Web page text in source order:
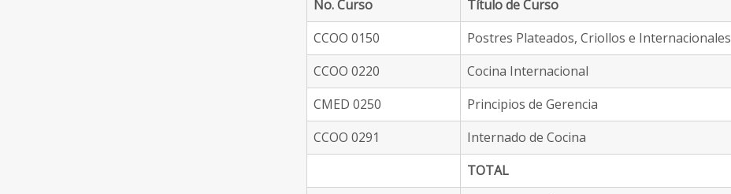
No. Curso Título de Curso
CCOO 0150
Postres Plateados, Criollos e Internacionales
CCOO 0220
Cocina Internacional
CMED 0250
Principios de Gerencia
CCOO 0291
Internado de Cocina
TOTAL